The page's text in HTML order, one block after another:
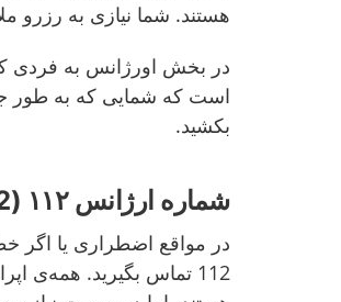
هستند. شما نیازی به رزرو
در بخش اورژانس به فردی
است که شمایی که به طور
بکشید.
شماره ارژانس ۱۱۲ (SOS Alarm - 112)
در مواقع اضطراری یا اگر
112 تماس بگیرید. همه‌ی